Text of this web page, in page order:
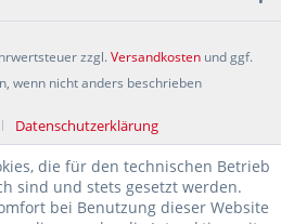
zzgl.Versandkosten und ggf.
wenn nicht anders beschrieben
Datenschutzerklärung
die für den technischen Betrieb
sind und stets gesetzt werden.
bei Benutzung dieser Website